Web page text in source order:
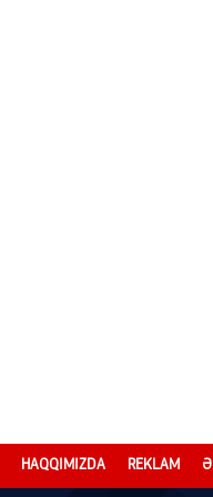
HAQQIMIZDA REKLAM